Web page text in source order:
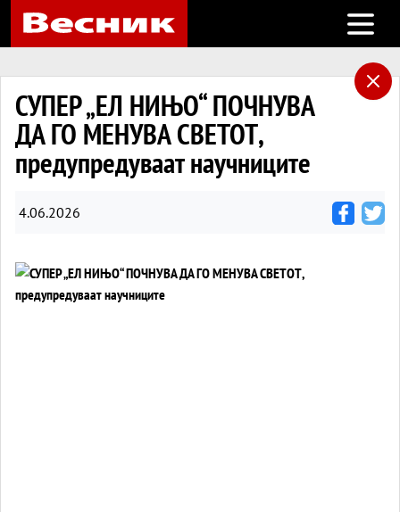
Open
СУПЕР „ЕЛ НИЊО“ ПОЧНУВА
ДА ГО МЕНУВА СВЕТОТ,
предупредуваат научниците
4.06.2026